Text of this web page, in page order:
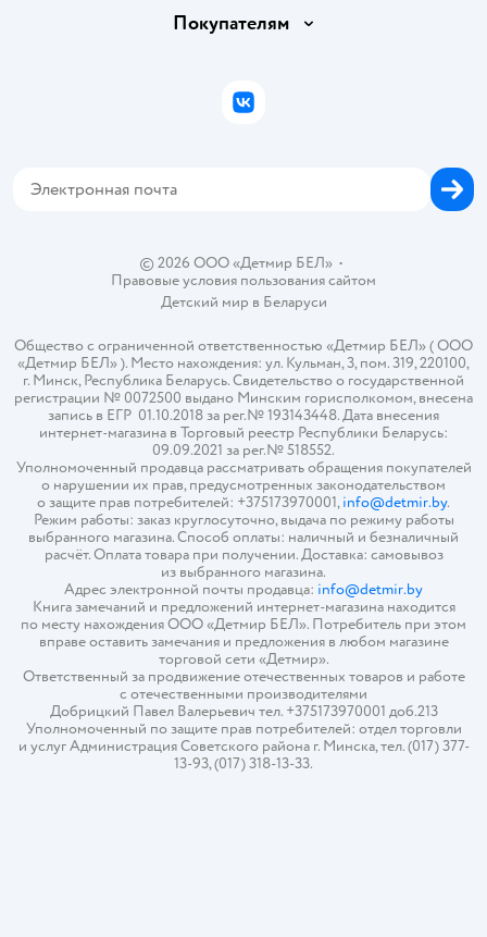
Правила продажи
Политика использования файлов cookie
Вакансии
Покупателям
Бонусные карты
© 2026 ООО «Детмир БЕЛ»•
Правовые условия пользования сайтом
Детский мир в Беларуси
Общество с ограниченной ответственностью «Детмир БЕЛ» ( ООО
«Детмир БЕЛ» ). Место нахождения: ул. Кульман, 3, пом. 319, 220100,
г. Минск, Республика Беларусь. Свидетельство о государственной
регистрации № 0072500 выдано Минским горисполкомом, внесена
запись в ЕГР 01.10.2018 за рег.№ 193143448. Дата внесения
интернет-магазина в Торговый реестр Республики Беларусь:
09.09.2021 за рег.№ 518552.
Уполномоченный продавца рассматривать обращения покупателей
о нарушении их прав, предусмотренных законодательством
о защите прав потребителей: +375173970001,info@detmir.by.
Режим работы: заказ круглосуточно, выдача по режиму работы
выбранного магазина. Способ оплаты: наличный и безналичный
расчёт. Оплата товара при получении. Доставка: самовывоз
из выбранного магазина.
Адрес электронной почты продавца: info@detmir.by
Книга замечаний и предложений интернет-магазина находится
по месту нахождения ООО «Детмир БЕЛ». Потребитель при этом
вправе оставить замечания и предложения в любом магазине
торговой сети «Детмир».
Ответственный за продвижение отечественных товаров и работе
с отечественными производителями
Добрицкий Павел Валерьевич тел. +375173970001 доб.213
Уполномоченный по защите прав потребителей: отдел торговли
и услуг Администрация Советского района г. Минска, тел. (017) 377-
13-93, (017) 318-13-33.
ВКонтакте